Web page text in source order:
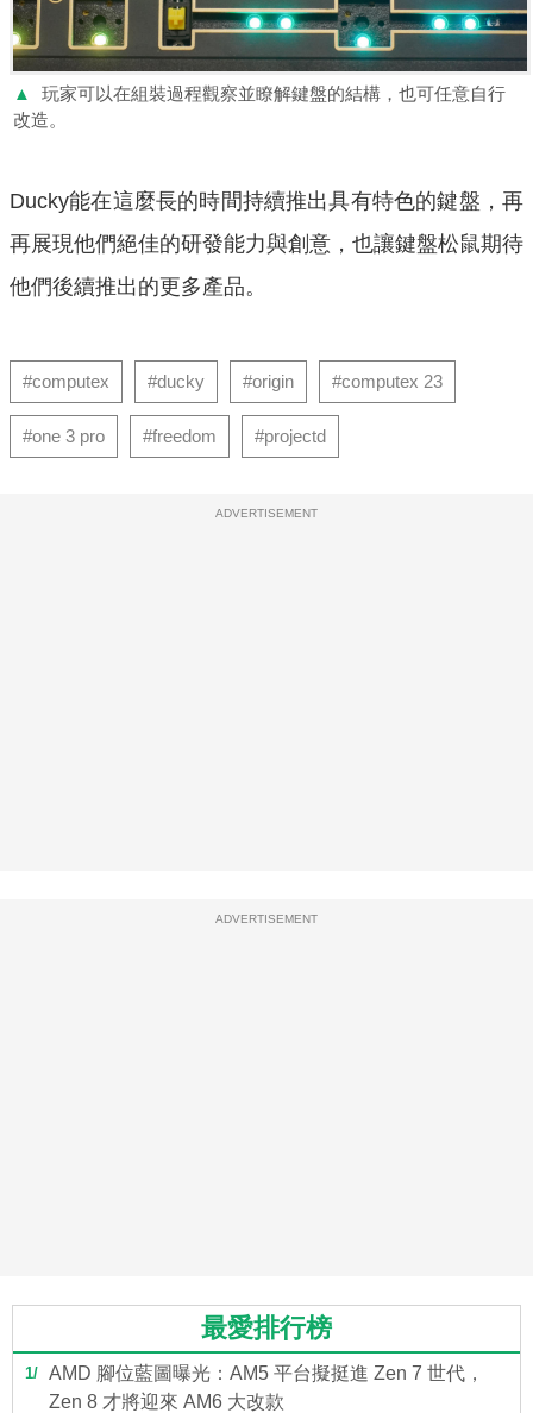
▲
玩家可以在組裝過程觀察並瞭解鍵盤的結構，也可任意自行
改造。
Ducky能在這麼長的時間持續推出具有特色的鍵盤，再
再展現他們絕佳的研發能力與創意，也讓鍵盤松鼠期待
他們後續推出的更多產品。
#computex #ducky #origin #computex 23
#one 3 pro #freedom #projectd
ADVERTISEMENT
ADVERTISEMENT
最愛排行榜
1
AMD 腳位藍圖曝光：AM5 平台擬挺進 Zen 7 世代，
Zen 8 才將迎來 AM6 大改款